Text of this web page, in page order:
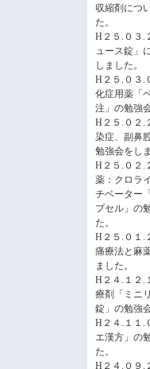
収縮剤につ
た。
H２５.０
ュース錠」
しました。
H２５.０
化症用薬「
注」の勉強
H２５.０
染症、副鼻
勉強会をし
H２５.０
薬：クロラ
チベーター
プセル」の
た。
H２５.０
痛療法と麻
ました。
H２４.１
療剤「ミニ
錠」の勉強
H２４.１
エ漢方」の
た。
H２４.０